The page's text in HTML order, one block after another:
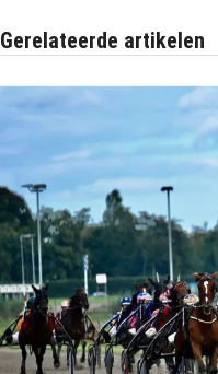
Gerelateerde artikelen